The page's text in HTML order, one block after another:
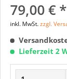
79,00 € *
inkl. MwSt.zzgl.
Lieferzeit 2